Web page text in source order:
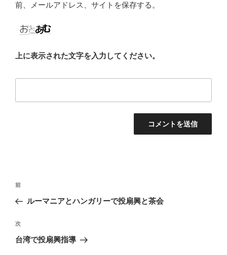
前、メールアドレス、サイトを保存する。
上に表示された文字を入力してください。
投
ナ
ビ
ゲ
前
の
稿
前
ルーマニアとハンガリーで投扇興と茶会
次
の
次
台湾で投扇興指導